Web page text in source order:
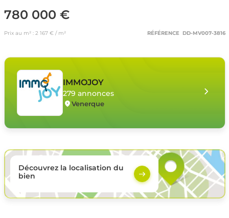
780 000 €
Prix au m² : 2 167 € / m² RÉFÉRENCE DD-MV007-3816
IMMOJOY
279 annonces
Venerque
Découvrez la localisation du
bien